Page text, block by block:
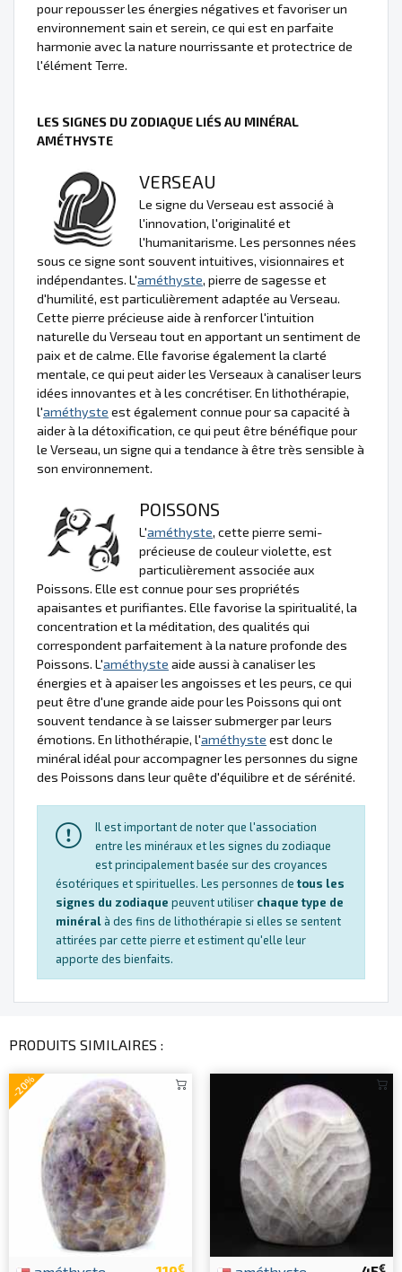
pour repousser les énergies négatives et favoriser un
environnement sain et serein, ce qui est en parfaite
harmonie avec la nature nourrissante et protectrice de
l'élément Terre.
LES SIGNES DU ZODIAQUE LIÉS AU MINÉRAL
AMÉTHYSTE
VERSEAU
Le signe du Verseau est associé à
l'innovation, l'originalité et
l'humanitarisme. Les personnes nées
sous ce signe sont souvent intuitives, visionnaires et
indépendantes. L'améthyste, pierre de sagesse et
d'humilité, est particulièrement adaptée au Verseau.
Cette pierre précieuse aide à renforcer l'intuition
naturelle du Verseau tout en apportant un sentiment de
paix et de calme. Elle favorise également la clarté
mentale, ce qui peut aider les Verseaux à canaliser leurs
idées innovantes et à les concrétiser. En lithothérapie,
l'améthyste est également connue pour sa capacité à
aider à la détoxification, ce qui peut être bénéfique pour
le Verseau, un signe qui a tendance à être très sensible à
son environnement.
POISSONS
L'améthyste, cette pierre semi-
précieuse de couleur violette, est
particulièrement associée aux
Poissons. Elle est connue pour ses propriétés
apaisantes et purifiantes. Elle favorise la spiritualité, la
concentration et la méditation, des qualités qui
correspondent parfaitement à la nature profonde des
Poissons. L'améthyste aide aussi à canaliser les
énergies et à apaiser les angoisses et les peurs, ce qui
peut être d'une grande aide pour les Poissons qui ont
souvent tendance à se laisser submerger par leurs
émotions. En lithothérapie, l'améthyste est donc le
minéral idéal pour accompagner les personnes du signe
des Poissons dans leur quête d'équilibre et de sérénité.
Il est important de noter que l'association
entre les minéraux et les signes du zodiaque
est principalement basée sur des croyances
ésotériques et spirituelles. Les personnes de tous les
signes du zodiaque peuvent utiliser chaque type de
minéralà des fins de lithothérapie si elles se sentent
attirées par cette pierre et estiment qu'elle leur
apporte des bienfaits.
PRODUITS SIMILAIRES :
-20%
€ €